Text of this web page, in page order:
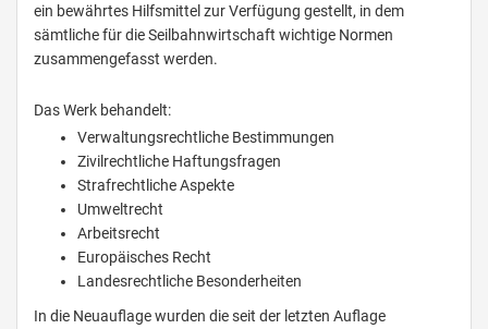
ein bewährtes Hilfsmittel zur Verfügung gestellt, in dem
sämtliche für die Seilbahnwirtschaft wichtige Normen
zusammengefasst werden.
Das Werk behandelt:
Verwaltungsrechtliche Bestimmungen
Zivilrechtliche Haftungsfragen
Strafrechtliche Aspekte
Umweltrecht
Arbeitsrecht
Europäisches Recht
Landesrechtliche Besonderheiten
In die Neuauflage wurden die seit der letzten Auflage